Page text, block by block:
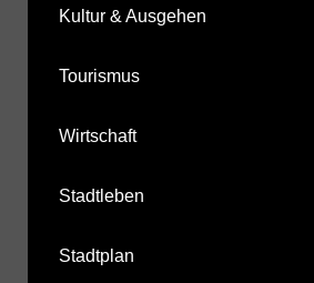
Kultur & Ausgehen
Tourismus
Wirtschaft
Stadtleben
Stadtplan